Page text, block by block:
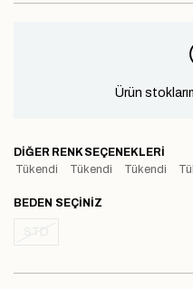
Ürün
DIĞER RENK SEÇENEKLERI
Tükendi
Tükendi Tükendi
BEDEN